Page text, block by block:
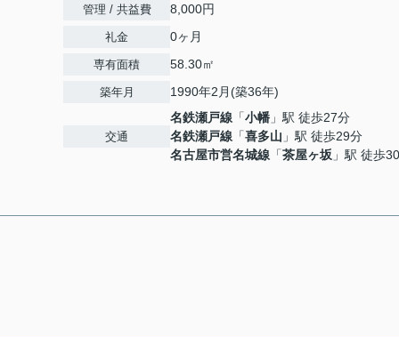
管理 / 共益費 8,000円
礼金 0ヶ月
専有面積 58.30㎡
築年月 1990年2月(築36年)
交通
名鉄瀬戸線 「小幡 」駅 徒歩27分
名鉄瀬戸線 「喜多山 」駅 徒歩29分
名古屋市営名城線 「茶屋ヶ坂 」駅 徒歩